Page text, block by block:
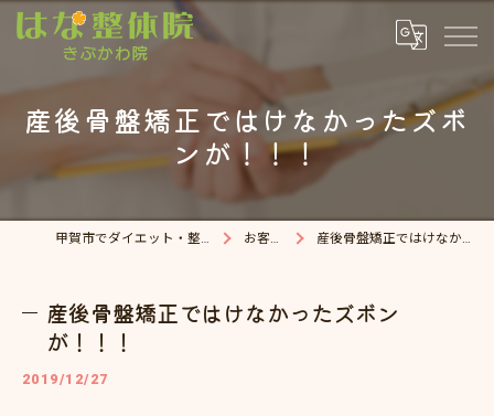
産後骨盤矯正ではけなかったズボ
ンが！！！
甲賀市でダイエット・整体院ならはな整体院 お客様の声 産後骨盤矯正ではけなかったズボンが！！！
産後骨盤矯正ではけなかったズボン
が！！！
2019/12/27